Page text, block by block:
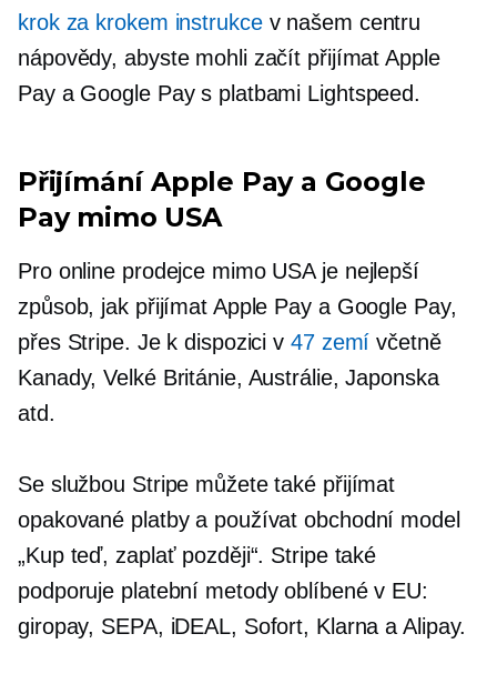
krok za krokem instrukcev našem centru
nápovědy, abyste mohli začít přijímat Apple
Pay a Google Pay s platbami Lightspeed.
Přijímání Apple Pay a Google
Pay mimo USA
Pro online prodejce mimo USA je nejlepší
způsob, jak přijímat Apple Pay a Google Pay,
přes Stripe. Je k dispozici v 47 zemí včetně
Kanady, Velké Británie, Austrálie, Japonska
atd.
Se službou Stripe můžete také přijímat
opakované platby a používat obchodní model
„Kup teď, zaplať později“. Stripe také
podporuje platební metody oblíbené v EU:
giropay, SEPA, iDEAL, Sofort, Klarna a Alipay.